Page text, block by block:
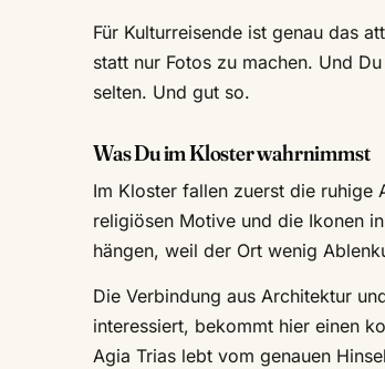
Für Kulturreisende ist genau das
statt nur Fotos zu machen. Und
selten. Und gut so.
Was Du im Kloster wahrnimmst
Im Kloster fallen zuerst die ruhige
religiösen Motive und die Ikonen
hängen, weil der Ort wenig
Die Verbindung aus Architektur
interessiert, bekommt hier einen
Agia Trias lebt vom genauen